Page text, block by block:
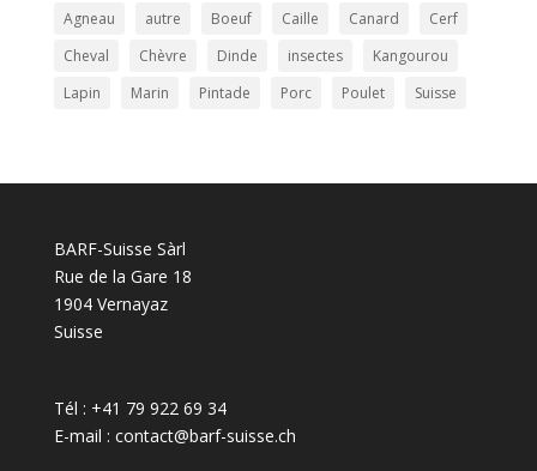
Agneau autre Boeuf Caille Canard
Cerf
Cheval
Chèvre Dinde insectes
Kangourou
Lapin
Marin Pintade Porc Poulet Suisse
BARF-Suisse Sàrl
Rue de la Gare 18
1904 Vernayaz
Suisse
Tél : +41 79 922 69 34
E-mail : contact@barf-suisse.ch